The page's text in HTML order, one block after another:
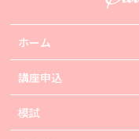
ホーム
講座申込
模試